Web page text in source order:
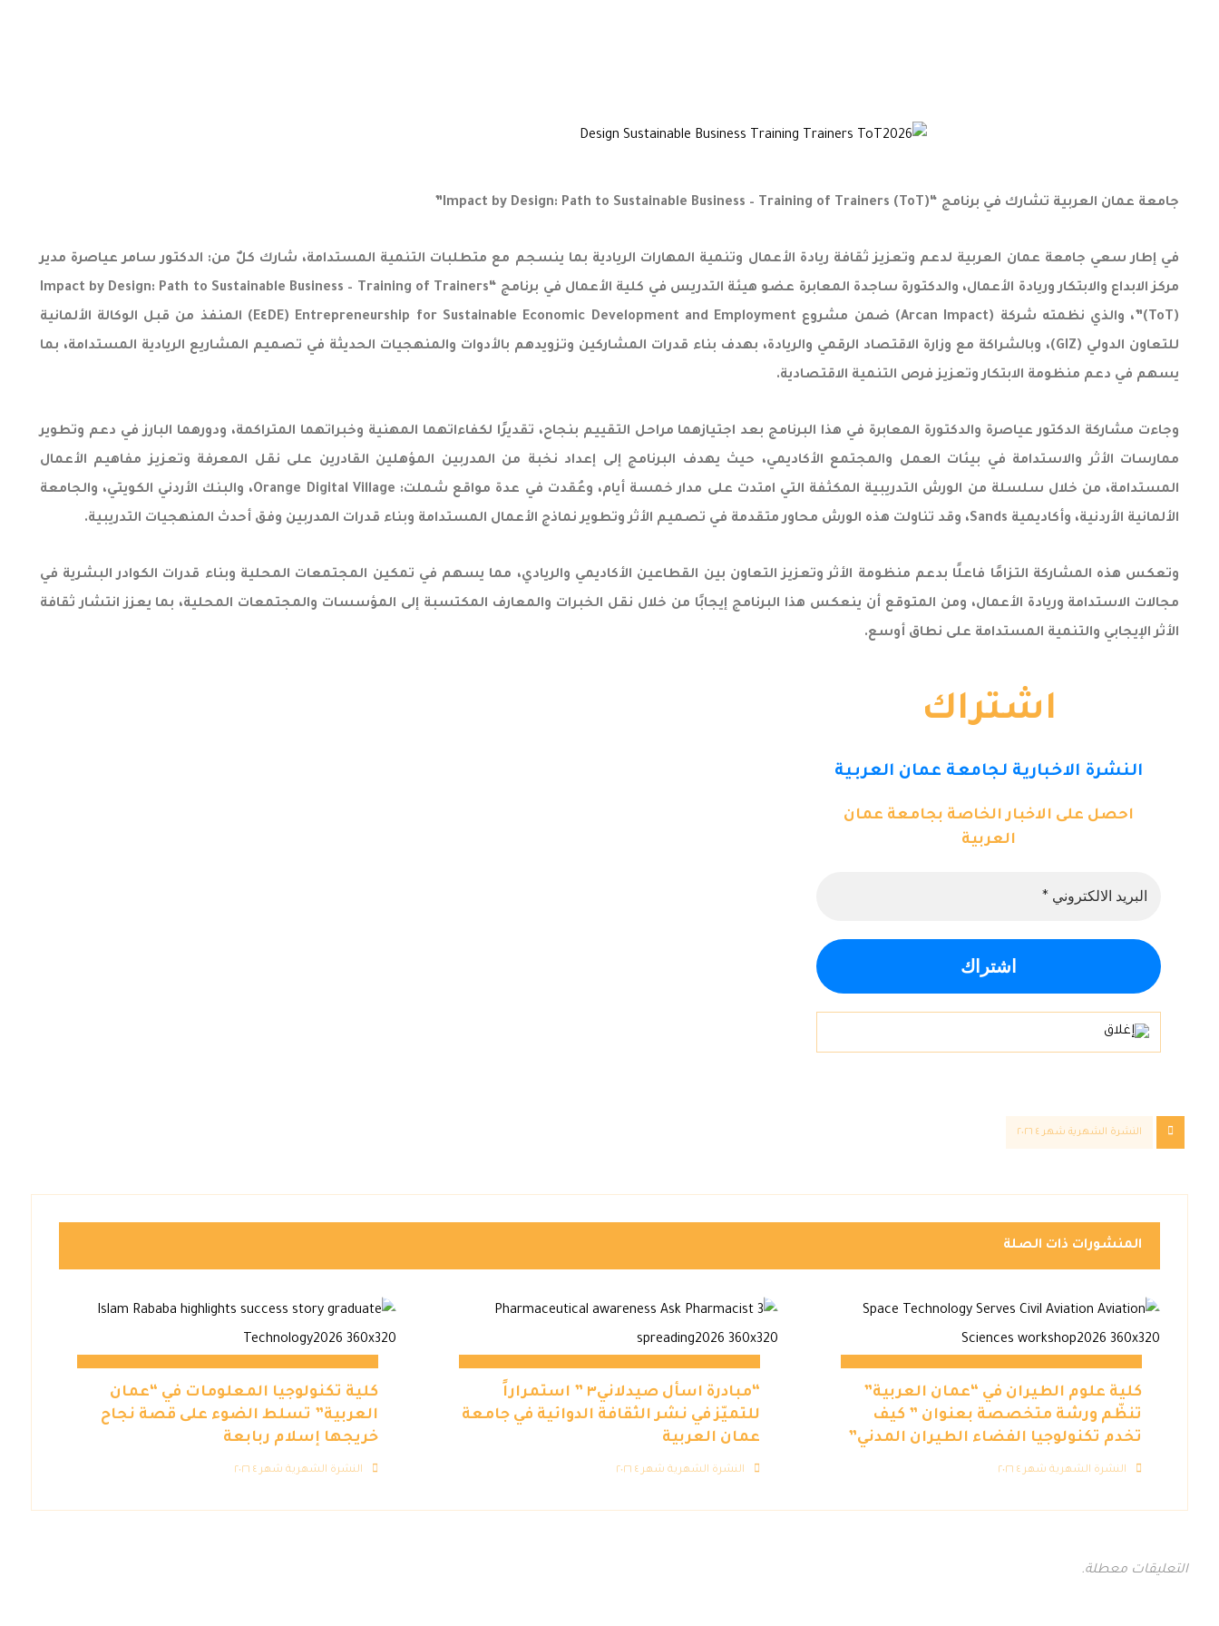
جامعة عمان العربية تشارك في برنامج “Impact by Design: Path to Sustainable Business – Training of Trainers (ToT)”
في إطار سعي جامعة عمان العربية لدعم وتعزيز ثقافة ريادة الأعمال وتنمية المهارات الريادية بما ينسجم مع متطلبات التنمية المستدامة، شارك كلٌ من: الدكتور سامر عياصرة مدير
مركز الابداع والابتكار وريادة الأعمال، والدكتورة ساجدة المعابرة عضو هيئة التدريس في كلية الأعمال في برنامج “Impact by Design: Path to Sustainable Business – Training of Trainers
(ToT)”، والذي نظمته شركة (Arcan Impact) ضمن مشروع Entrepreneurship for Sustainable Economic Development and Employment (E٤DE) المنفذ من قبل الوكالة الألمانية
للتعاون الدولي (GIZ)، وبالشراكة مع وزارة الاقتصاد الرقمي والريادة، بهدف بناء قدرات المشاركين وتزويدهم بالأدوات والمنهجيات الحديثة في تصميم المشاريع الريادية المستدامة، بما
يسهم في دعم منظومة الابتكار وتعزيز فرص التنمية الاقتصادية.
وجاءت مشاركة الدكتور عياصرة والدكتورة المعابرة في هذا البرنامج بعد اجتيازهما مراحل التقييم بنجاح، تقديرًا لكفاءاتهما المهنية وخبراتهما المتراكمة، ودورهما البارز في دعم وتطوير
ممارسات الأثر والاستدامة في بيئات العمل والمجتمع الأكاديمي، حيث يهدف البرنامج إلى إعداد نخبة من المدربين المؤهلين القادرين على نقل المعرفة وتعزيز مفاهيم الأعمال
المستدامة، من خلال سلسلة من الورش التدريبية المكثفة التي امتدت على مدار خمسة أيام، وعُقدت في عدة مواقع شملت: Orange Digital Village، والبنك الأردني الكويتي، والجامعة
الألمانية الأردنية، وأكاديمية Sands، وقد تناولت هذه الورش محاور متقدمة في تصميم الأثر وتطوير نماذج الأعمال المستدامة وبناء قدرات المدربين وفق أحدث المنهجيات التدريبية.
وتعكس هذه المشاركة التزامًا فاعلًا بدعم منظومة الأثر وتعزيز التعاون بين القطاعين الأكاديمي والريادي، مما يسهم في تمكين المجتمعات المحلية وبناء قدرات الكوادر البشرية في
مجالات الاستدامة وريادة الأعمال، ومن المتوقع أن ينعكس هذا البرنامج إيجابًا من خلال نقل الخبرات والمعارف المكتسبة إلى المؤسسات والمجتمعات المحلية، بما يعزز انتشار ثقافة
الأثر الإيجابي والتنمية المستدامة على نطاق أوسع.
اشتراك
النشرة الاخبارية لجامعة عمان العربية
احصل على الاخبار الخاصة بجامعة عمان
العربية
النشرة الشهرية شهر ٤ ٢٠٢٦
المنشورات ذات الصلة
كلية علوم الطيران في “عمان العربية”
تنظّم ورشة متخصصة بعنوان ” كيف
تخدم تكنولوجيا الفضاء الطيران المدني”
النشرة الشهرية شهر ٤ ٢٠٢٦
“مبادرة اسأل صيدلاني٣ ” استمراراً
للتميّز في نشر الثقافة الدوائية في جامعة
عمان العربية
النشرة الشهرية شهر ٤ ٢٠٢٦
كلية تكنولوجيا المعلومات في “عمان
العربية” تسلط الضوء على قصة نجاح
خريجها إسلام ربابعة
النشرة الشهرية شهر ٤ ٢٠٢٦
التعليقات معطلة.